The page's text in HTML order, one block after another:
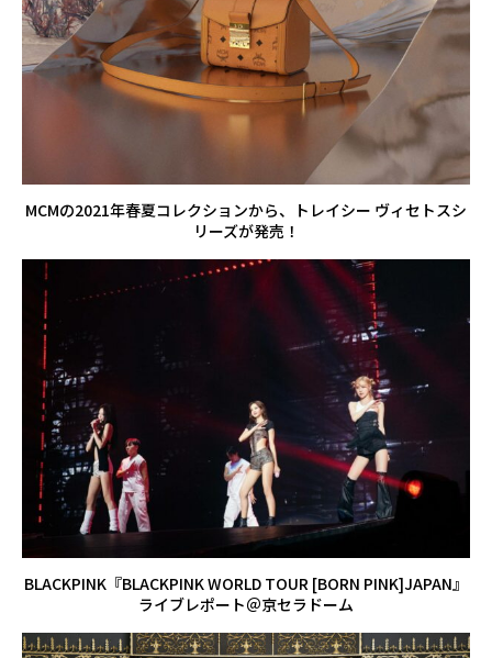
MCMの2021年春夏コレクションから、トレイシー ヴィセトスシ
リーズが発売！
BLACKPINK『BLACKPINK WORLD TOUR [BORN PINK]JAPAN』
ライブレポート＠京セラドーム